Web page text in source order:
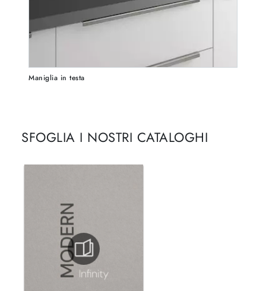
Maniglia in testa
SFOGLIA I NOSTRI CATALOGHI